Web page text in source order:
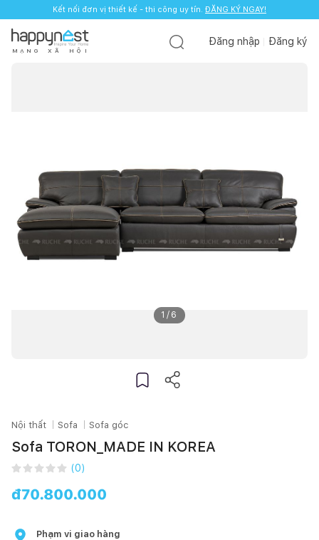
Kết nối đơn vị thiết kế - thi công uy tín. ĐĂNG KÝ NGAY!
M Ạ N G X Ã H Ộ I
Đăng nhập Đăng ký
1 / 6
Nội thất Sofa Sofa góc
Sofa TORON_MADE IN KOREA
(0)
đ70.800.000
Phạm vi giao hàng